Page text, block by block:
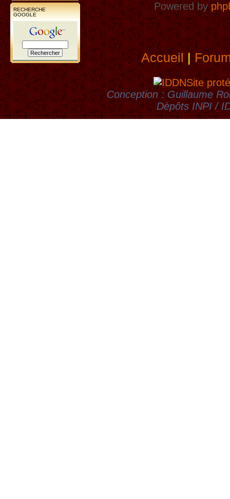
RECHERCHE
GOOGLE
Powered by
Accueil|
Site
Conception : Guillaume
Dèpôts INPI /